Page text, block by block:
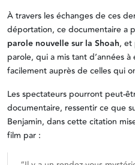
À travers les échanges de ces
déportation, ce documentaire a
parole nouvelle sur la Shoah, et
parole, qui a mis tant d’années
facilement auprès de celles qui
Les spectateurs pourront peut-
documentaire, ressentir ce que
Benjamin, dans cette citation
film par :